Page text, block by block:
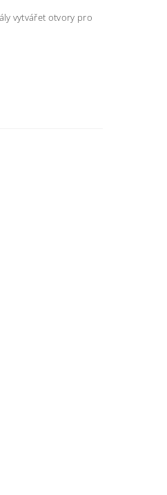
vytvářet otvory pro